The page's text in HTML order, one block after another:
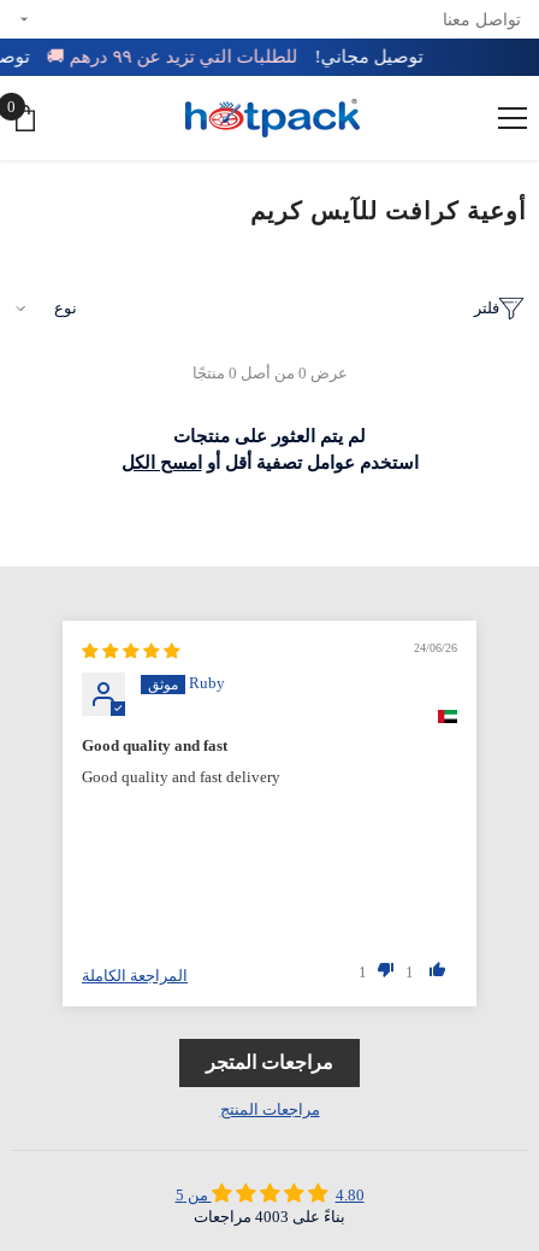
تخطي إلى المحتوى
تواصل معنا
توصيل مجاني! للطلبات التي تزيد عن ٩٩ درهم 🚚
0
0
أوعية كرافت للآيس كريم
فلتر نوع
عرض 0 من أصل 0 منتجًا
لم يتم العثور على منتجات
استخدم عوامل تصفية أقل أو امسح الكل
24/06/26
Ruby
Good quality and fast
Good quality and fast delivery
1
1 المراجعة الكاملة
مراجعات المتجر
مراجعات المنتج
4.80 من 5
بناءً على 4003 مراجعات